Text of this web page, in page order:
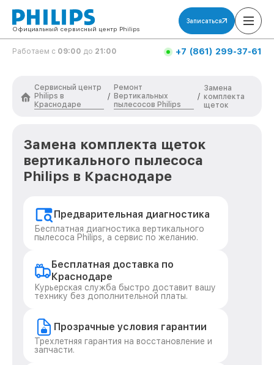
Официальный сервисный центр Philips
Записаться
Работаем с 09:00 до 21:00 +7 (861) 299-37-61
Сервисный центр
Philips в
Краснодаре
/
Ремонт
Вертикальных
пылесосов Philips
/
Замена
комплекта
щеток
Замена комплекта щеток
вертикального пылесоса
Philips в Краснодаре
Предварительная диагностика
Бесплатная диагностика вертикального
пылесоса Philips, а сервис по желанию.
Бесплатная доставка по
Краснодаре
Курьерская служба быстро доставит вашу
технику без дополнительной платы.
Прозрачные условия гарантии
Трехлетняя гарантия на восстановление и
запчасти.